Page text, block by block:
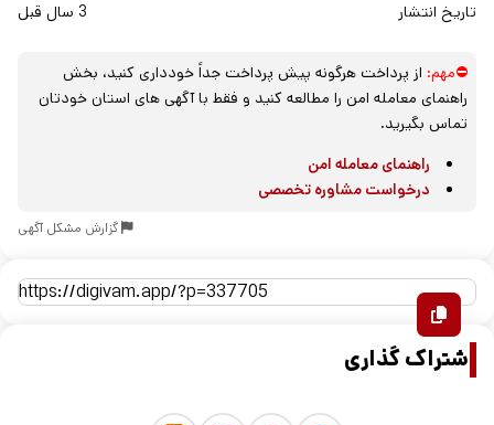
تاریخ انتشار 3 سال قبل
⛔مهم: از پرداخت هرگونه پیش پرداخت جداً خودداری کنید، بخش
راهنمای معامله امن را مطالعه کنید و فقط با آگهی های استان خودتان
تماس بگیرید.
راهنمای معامله امن
درخواست مشاوره تخصصی
گزارش مشکل آگهی
اشتراک گذاری